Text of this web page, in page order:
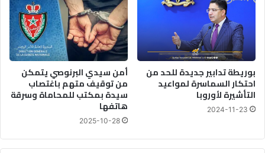
بوريطة تدابير جديدة للحد من
احتكار السماسرة لمواعيد
التأشيرة لأوروبا
2024-11-23
أمن سيدي البرنوصي يتمكن
من توقيف متهم باغتصاب
سيدة بمكتب للمحاماة وسرقة
هاتفها
2025-10-28